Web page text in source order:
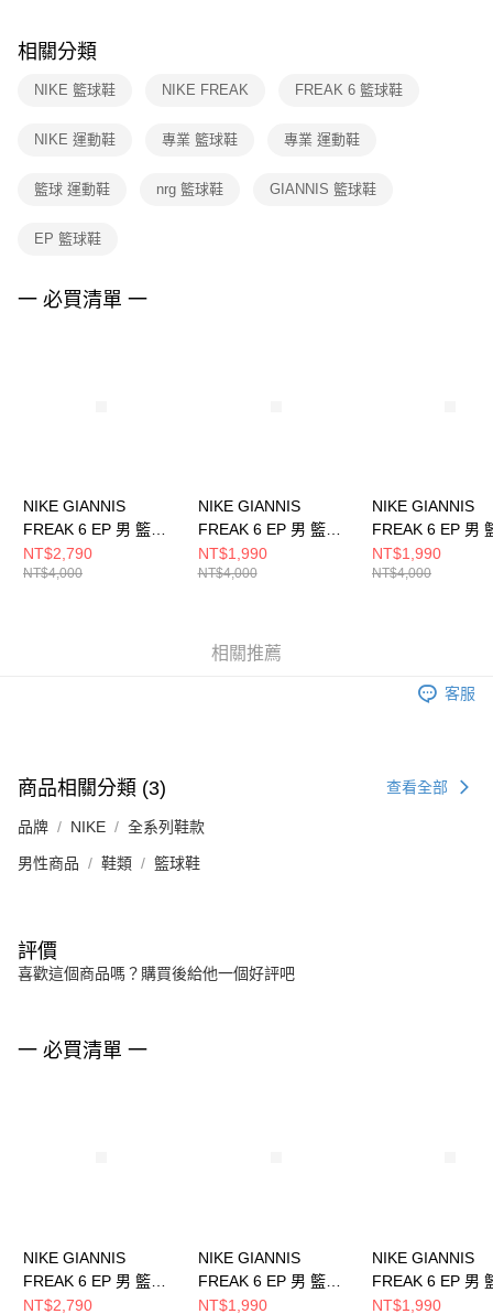
※ 交易是否成功請以「AFTEE先享後付 」之結帳頁面顯示為準，若有關於
是否繳費成功／繳費後需取消欲退款等相關疑問，請聯繫「AFTEE先享後付
客戶支援中心」
https://netprotections.freshdesk.com/support/home
１．透過由恩沛科技股份有限公司提供之「AFTEE先享後付」服務完成之交
權轉讓予恩沛科技股份有限公司。
３．未成年的使用者請事先徵得法定代理人或監護人之同意方可使用
４．使用「AFTEE先享後付」時，將依據個別帳號之用戶狀況，依本公司即
相關分類
NIKE 籃球鞋 NIKE FREAK FREAK 6 籃球鞋
NIKE 運動鞋 專業 籃球鞋 專業 運動鞋
籃球 運動鞋 nrg 籃球鞋 GIANNIS 籃球鞋
EP 籃球鞋
一 必買清單 一
NIKE GIANNIS
FREAK 6 EP 男 籃球
鞋 FJ7807300
NT$2,790
NT$4,000
NIKE GIANNIS
FREAK 6 EP 男 籃球
鞋 FJ7807601
NT$1,990
NT$4,000
NIKE GIANNIS
FREAK 6 EP 男
鞋 FJ7807002
NT$1,990
NT$4,000
相關推薦
客服
商品相關分類 (3) 查看全部
品牌 NIKE 全系列鞋款
男性商品 鞋類 籃球鞋
評價
喜歡這個商品嗎？購買後給他一個好評吧
一 必買清單 一
NIKE GIANNIS
FREAK 6 EP 男 籃球
鞋 FJ7807300
NT$2,790
NIKE GIANNIS
FREAK 6 EP 男 籃球
鞋 FJ7807601
NT$1,990
NIKE GIANNIS
FREAK 6 EP 男
鞋 FJ7807002
NT$1,990